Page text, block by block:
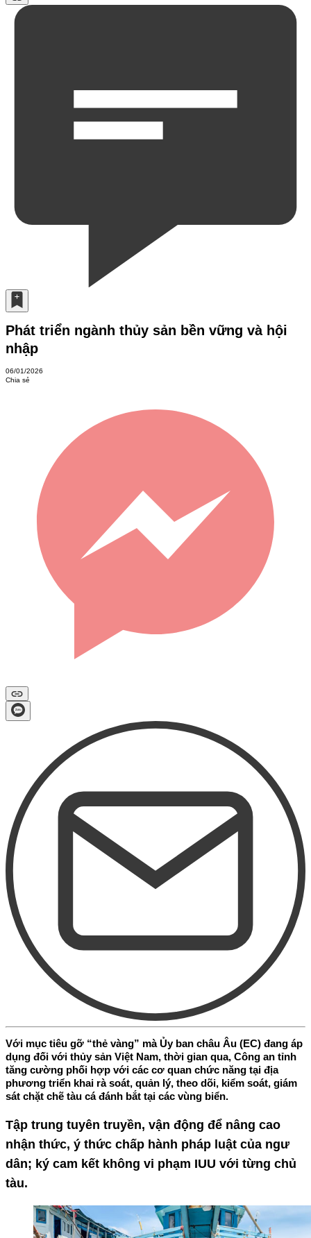
Phát triển ngành thủy sản bền vững và hội
nhập
06/01/2026
Chia sẻ
Với mục tiêu gỡ “thẻ vàng” mà Ủy ban châu Âu (EC) đang áp
dụng đối với thủy sản Việt Nam, thời gian qua, Công an tỉnh
tăng cường phối hợp với các cơ quan chức năng tại địa
phương triển khai rà soát, quản lý, theo dõi, kiểm soát, giám
sát chặt chẽ tàu cá đánh bắt tại các vùng biển.
Tập trung tuyên truyền, vận động để nâng cao
nhận thức, ý thức chấp hành pháp luật của ngư
dân; ký cam kết không vi phạm IUU với từng chủ
tàu.